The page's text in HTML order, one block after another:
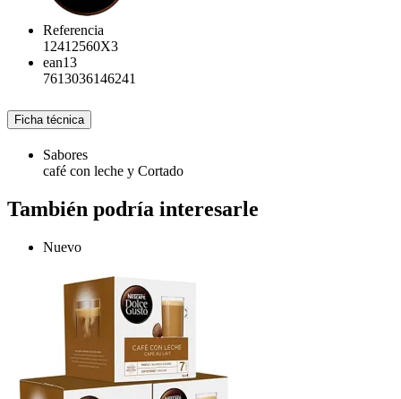
Referencia
12412560X3
ean13
7613036146241
Ficha técnica
Sabores
café con leche y Cortado
También podría interesarle
Nuevo